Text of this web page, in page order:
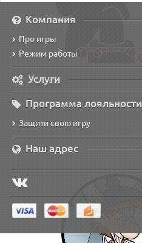
Компания
Про игры
Режим работы
Услуги
Программа лояльности
Защити свою игру
Наш адрес